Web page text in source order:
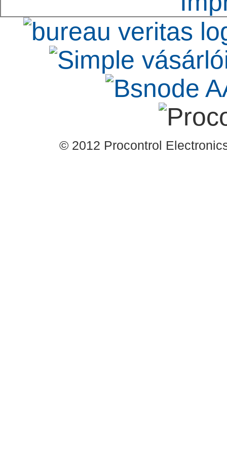
ezen valós példa
áthaladási ciklus.
szolgáltatás oklevele
Kft. által aláírt
Procontrol Kft.-t, mint
céget.© 2012 Procontrol